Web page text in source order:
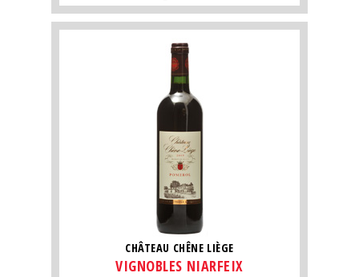
CHÂTEAU CHÊNE LIÈGE
VIGNOBLES NIARFEIX